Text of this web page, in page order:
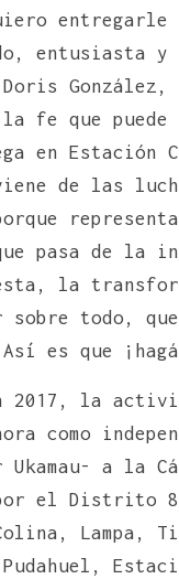
entregarle
entusiasta y
González,
fe que puede
en Estación
de las
pasa de la
la
todo,
es que
2017, la
como
Ukamau- a la
el Distrito
Colina, Lampa,